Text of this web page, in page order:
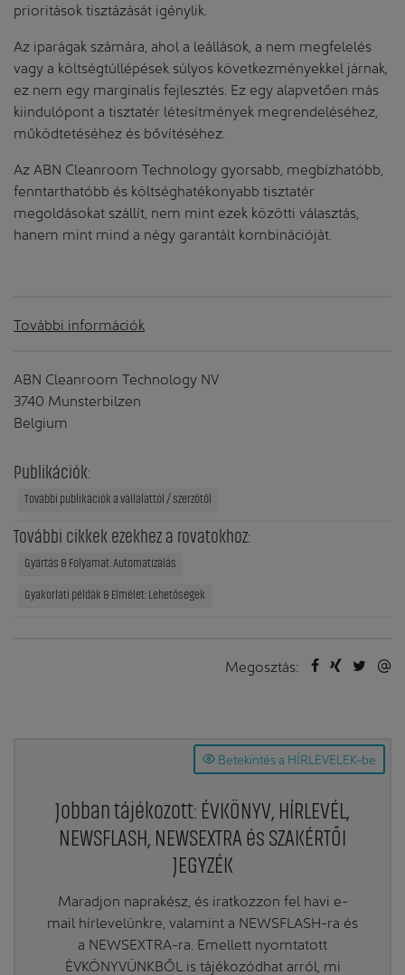
prioritások tisztázását igénylik.
Az iparágak számára, ahol a leállások, a nem megfelelés
vagy a költségtúllépések súlyos következményekkel járnak,
ez nem egy marginalis fejlesztés. Ez egy alapvetően más
kiindulópont a tisztatér létesítmények megrendeléséhez,
működtetéséhez és bővítéséhez.
Az ABN Cleanroom Technology gyorsabb, megbízhatóbb,
fenntarthatóbb és költséghatékonyabb tisztatér
megoldásokat szállít, nem mint ezek közötti választás,
hanem mint mind a négy garantált kombinációját.
További információk
ABN Cleanroom Technology NV
3740 Munsterbilzen
Belgium
Publikációk:
További publikációk a vállalattól / szerzőtől
További cikkek ezekhez a rovatokhoz:
Gyártás & Folyamat: Automatizálás
Gyakorlati példák & Elmélet: Lehetőségek
Megosztás:
Betekintés a HÍRLEVELEK-be
Jobban tájékozott: ÉVKÖNYV, HÍRLEVÉL,
NEWSFLASH, NEWSEXTRA és SZAKÉRTŐI
JEGYZÉK
Maradjon naprakész, és iratkozzon fel havi e-
mail hírlevelünkre, valamint a NEWSFLASH-ra és
a NEWSEXTRA-ra. Emellett nyomtatott
ÉVKÖNYVÜNKBŐL is tájékozódhat arról, mi